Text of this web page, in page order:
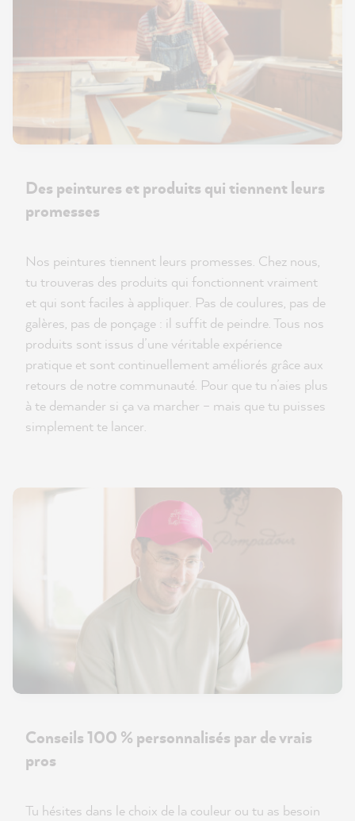
Des peintures et produits qui tiennent leurs
promesses
Nos peintures tiennent leurs promesses. Chez nous,
tu trouveras des produits qui fonctionnent vraiment
et qui sont faciles à appliquer. Pas de coulures, pas de
galères, pas de ponçage : il suffit de peindre. Tous nos
produits sont issus d’une véritable expérience
pratique et sont continuellement améliorés grâce aux
retours de notre communauté. Pour que tu n’aies plus
à te demander si ça va marcher – mais que tu puisses
simplement te lancer.
Conseils 100 % personnalisés par de vrais
pros
Tu hésites dans le choix de la couleur ou tu as besoin